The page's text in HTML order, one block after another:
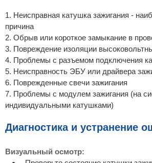
1. Неисправная катушка зажигания -
причина
2. Обрыв или короткое замыкание в
3. Повреждение изоляции
4. Проблемы с разъемом подключения
5. Неисправность ЭБУ или драйвера
6. Поврежденные свечи зажигания
7. Проблемы с модулем зажигания (на
индивидуальными катушками)
Диагностика и устранение
Визуальный осмотр: